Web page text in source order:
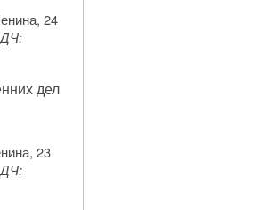
24
дел
23